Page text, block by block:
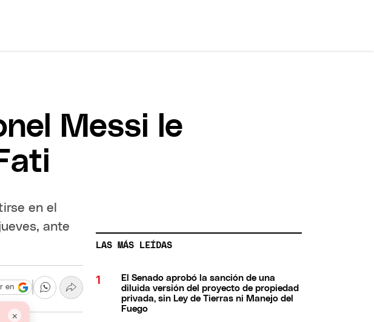
Messi le
en el
ante
×
en
LAS MÁS LEÍDAS
El Senado aprobó la sanción de una
diluida versión del proyecto de propiedad
privada, sin Ley de Tierras ni Manejo del
Fuego